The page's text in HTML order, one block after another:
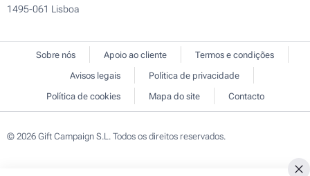
1495-061 Lisboa
Sobre nós Apoio ao cliente
Termos e condições
Avisos legais
Política de privacidade
Política de cookies
Mapa do site Contacto
© 2026 Gift Campaign S.L. Todos os direitos reservados.